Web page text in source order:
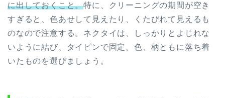
に出しておくこと。特に、クリーニングの期間が空き
すぎると、色あせして見えたり、くたびれて見えるも
のなので注意する。ネクタイは、しっかりとよじれな
いように結び、タイピンで固定。色、柄ともに落ち着
いたものを選びましょう。